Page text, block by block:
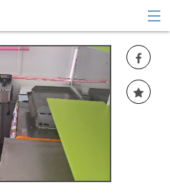
Recomendar
Registrarse
Iniciar sesión